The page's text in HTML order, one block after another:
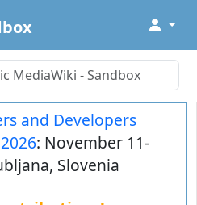
↓
and Developers
: November 11-
Slovenia